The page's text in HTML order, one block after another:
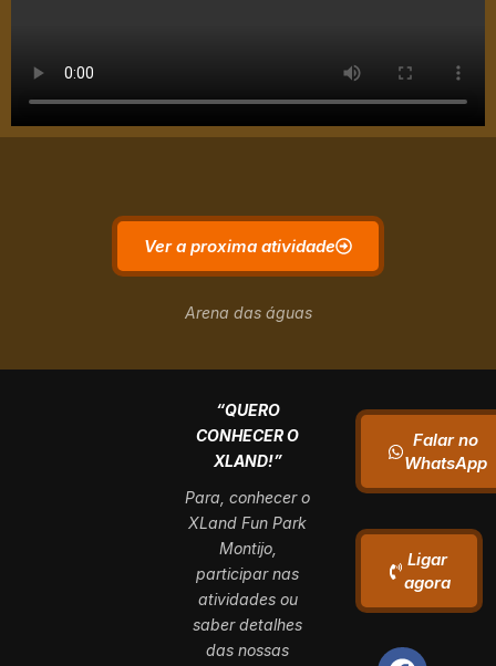
Ver a proxima atividade
Arena das águas
“QUERO
CONHECER O
XLAND!”
Para, conhecer o
XLand Fun Park
Montijo,
participar nas
atividades ou
saber detalhes
das nossas
Falar no
WhatsApp
Ligar
agora